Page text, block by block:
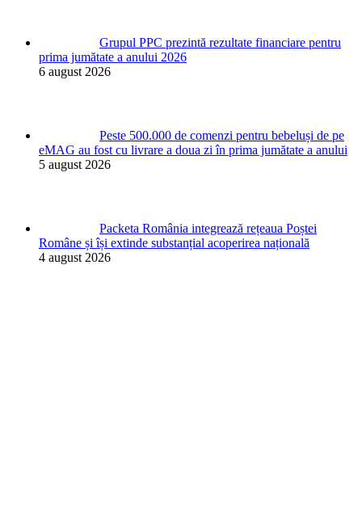
Grupul PPC prezintă rezultate financiare pentru
prima jumătate a anului 2026
6 august 2026
Peste 500.000 de comenzi pentru bebeluși de pe
eMAG au fost cu livrare a doua zi în prima jumătate a anului
5 august 2026
Packeta România integrează rețeaua Poștei
Române și își extinde substanțial acoperirea națională
4 august 2026